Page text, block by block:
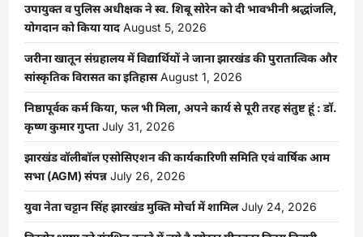
‘सांसद
खेल
महोत्सव-2025’
आगाज,
पूरे
हजारीबाग
लोस
में
22,500
फुटबॉल
खिलाड़ियों
का
होगा
महासमागम
उपायुक्त व पुलिस अधीक्षक ने स्व. शिबू सोरेन को दी भावभीनी श्रद्धांजलि,
योगदान को किया याद August 5, 2026
जरीना खातून संग्रहालय में विद्यार्थियों ने जाना झारखंड की पुरातात्विक और
सांस्कृतिक विरासत का इतिहास August 1, 2026
निष्ठापूर्वक कर्म किया, फल भी मिला, अपने कार्य से पूरी तरह संतुष्ट हूं : डॉ.
कृष्ण कुमार गुप्ता July 31, 2026
झारखंड वॉलीबॉल एसोसिएशन की कार्यकारिणी समिति एवं वार्षिक आम
सभा (AGM) संपन्न July 26, 2026
युवा नेता चट्टान सिंह झारखंड मुक्ति मोर्चा में शामिल July 24, 2026